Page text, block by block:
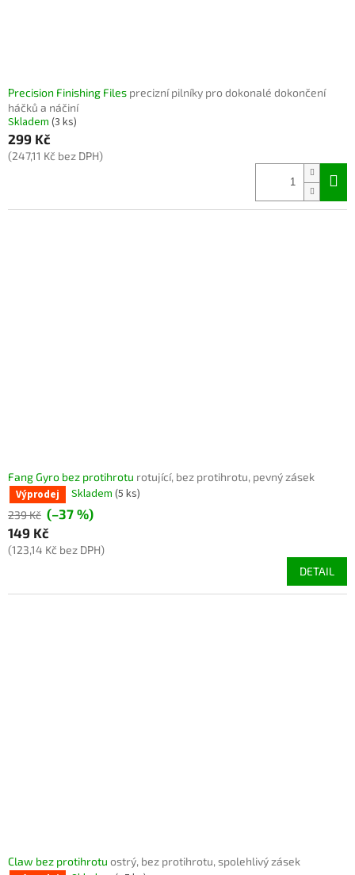
Precision Finishing Files precizní pilníky pro dokonalé dokončení
háčků a náčiní
Skladem (3 ks)
299 Kč
(247,11 Kč bez DPH)
Fang Gyro bez protihrotu rotující, bez protihrotu, pevný zásek
Výprodej Skladem (5 ks)
239 Kč (–37 %)
149 Kč
(123,14 Kč bez DPH)
DETAIL
Claw bez protihrotu ostrý, bez protihrotu, spolehlivý zásek